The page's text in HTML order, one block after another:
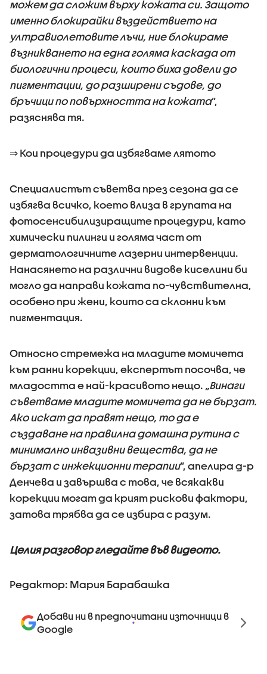
можем да сложим върху кожата си. Защото
именно блокирайки въздействието на
ултравиолетовите лъчи, ние блокираме
възникването на една голяма каскада от
биологични процеси, които биха довели до
пигментации, до разширени съдове, до
бръчици по повърхността на кожата”,
разяснява тя.
⇒ Кои процедури да избягваме лятото
Специалистът съветва през сезона да се
избягва всичко, което влиза в групата на
фотосенсибилизиращите процедури, като
химически пилинги и голяма част от
дерматологичните лазерни интервенции.
Нанасянето на различни видове киселини би
могло да направи кожата по-чувствителна,
особено при жени, които са склонни към
пигментация.
Относно стремежа на младите момичета
към ранни корекции, експертът посочва, че
младостта е най-красивото нещо. „Винаги
съветваме младите момичета да не бързат.
Ако искат да правят нещо, то да е
създаване на правилна домашна рутина с
минимално инвазивни вещества, да не
бързат с инжекционни терапии”, апелира д-р
Денчева и завършва с това, че всякакви
корекции могат да крият рискови фактори,
затова трябва да се избира с разум.
Целия разговор гледайте във видеото.
Редактор: Мария Барабашка
Добави ни в предпочитани източници в
Google